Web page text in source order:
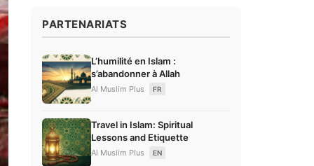
PARTENARIATS
L’humilité en Islam :
s’abandonner à Allah
Al Muslim Plus FR
Travel in Islam: Spiritual
Lessons and Etiquette
Al Muslim Plus EN